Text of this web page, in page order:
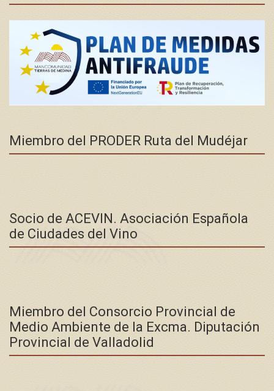
Miembro del PRODER Ruta del Mudéjar
Socio de ACEVIN. Asociación Española
de Ciudades del Vino
Miembro del Consorcio Provincial de
Medio Ambiente de la Excma. Diputación
Provincial de Valladolid